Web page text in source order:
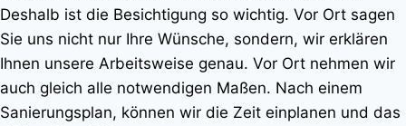
Deshalb ist die Besichtigung so wichtig. Vor Ort sagen
Sie uns nicht nur Ihre Wünsche, sondern, wir erklären
Ihnen unsere Arbeitsweise genau. Vor Ort nehmen wir
auch gleich alle notwendigen Maßen. Nach einem
Sanierungsplan, können wir die Zeit einplanen und das